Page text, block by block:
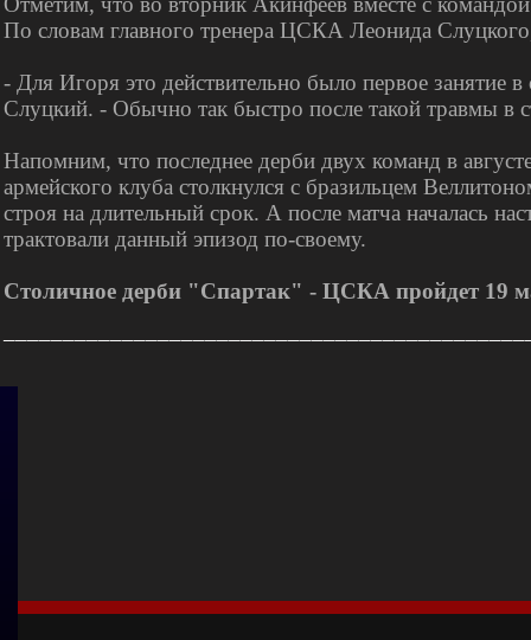
По словам главного тренера ЦСКА Леонида
- Для Игоря это действительно было первое занятие
Слуцкий. - Обычно так быстро после такой травмы в
Напомним, что последнее дерби двух команд в
армейского клуба столкнулся с бразильцем
строя на длительный срок. А после матча началась
трактовали данный эпизод по-своему.
Столичное дерби "Спартак" - ЦСКА пройдет 19